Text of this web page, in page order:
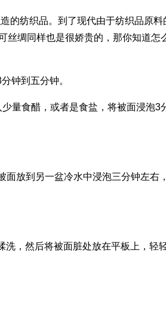
纺织品。到了现代由于纺织品原
绸同样也是很娇贵的，那你知道
钟到五分钟。
食醋，或者是食盐，将被面浸泡3
放到另一盆冷水中浸泡三分钟左右
，然后将被面脏处放在平板上，轻